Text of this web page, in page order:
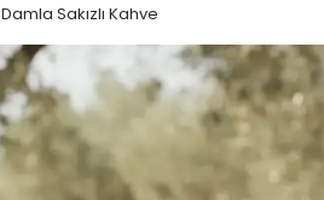
Damla Sakızlı Kahve